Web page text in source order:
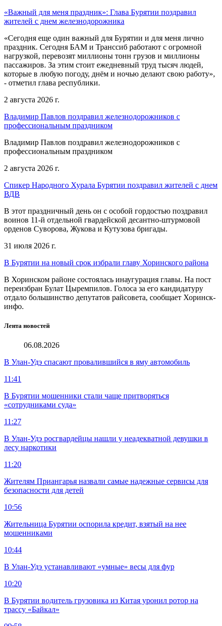
«Важный для меня праздник»: Глава Бурятии поздравил
жителей с днем железнодорожника
«Сегодня еще один важный для Бурятии и для меня лично
праздник. Сегодня БАМ и Транссиб работают с огромной
нагрузкой, перевозят миллионы тонн грузов и миллионы
пассажиров. За этим стоит ежедневный труд тысяч людей,
которые в любую погоду, днём и ночью делают свою работу»,
- отметил глава республики.
2 августа 2026 г.
Владимир Павлов поздравил железнодорожников с
профессиональным праздником
Владимир Павлов поздравил железнодорожников с
профессиональным праздником
2 августа 2026 г.
Спикер Народного Хурала Бурятии поздравил жителей с днем
ВДВ
В этот праздничный день он с особой гордостью поздравил
воинов 11-й отдельной гвардейской десантно-штурмовой
орденов Суворова, Жукова и Кутузова бригады.
31 июля 2026 г.
В Бурятии на новый срок избрали главу Хоринского района
В Хоринском районе состоялась инаугурация главы. На пост
переизбран Булат Цыремпилов. Голоса за его кандидатуру
отдало большинство депутатов райсовета, сообщает Хоринск-
инфо.
Лента новостей
06.08.2026
В Улан-Удэ спасают провалившийся в яму автомобиль
11:41
В Бурятии мошенники стали чаще притворяться
«сотрудниками суда»
11:27
В Улан-Удэ росгвардейцы нашли у неадекватной девушки в
лесу наркотики
11:20
Жителям Приангарья назвали самые надежные сервисы для
безопасности для детей
10:56
Жительница Бурятии оспорила кредит, взятый на нее
мошенниками
10:44
В Улан-Удэ устанавливают «умные» весы для фур
10:20
В Бурятии водитель грузовика из Китая уронил ротор на
трассу «Байкал»